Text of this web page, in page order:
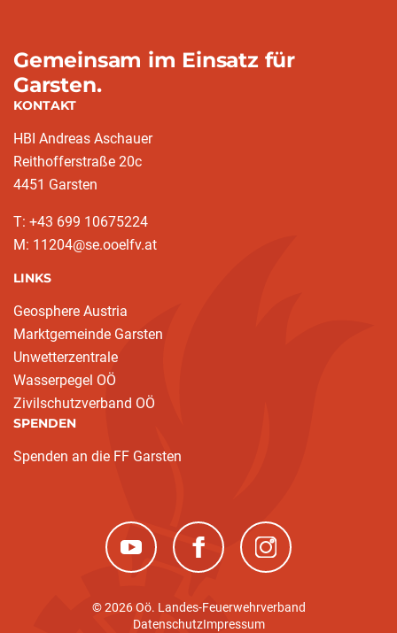
Gemeinsam im Einsatz für
Garsten.
KONTAKT
HBI Andreas Aschauer
Reithofferstraße 20c
4451 Garsten
T: ‭+43 699 10675224‬
M: 11204@se.ooelfv.at
LINKS
Geosphere Austria
Marktgemeinde Garsten
Unwetterzentrale
Wasserpegel OÖ
Zivilschutzverband OÖ
SPENDEN
Spenden an die FF Garsten
(neues Fenster)(neues Fenster)(neues Fenster)
© 2026 Oö. Landes-Feuerwehrverband
DatenschutzImpressum